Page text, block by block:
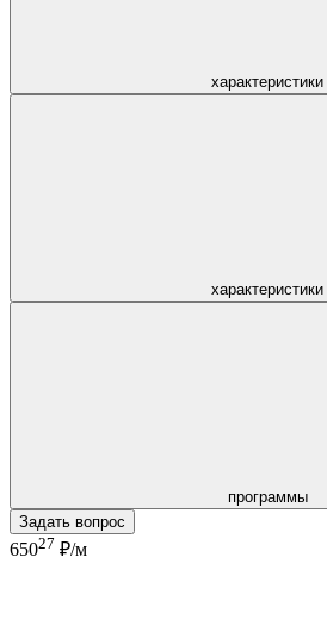
характеристики
характеристики
программы
Задать вопрос
65027 ₽/м